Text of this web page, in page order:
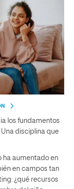
los fundamentos
disciplina que
ha aumentado en
en campos tan
¿qué recursos